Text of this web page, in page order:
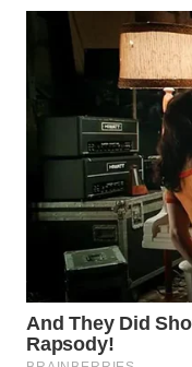
WAHANA
NEWS
WAHANA
WAHANA
ADVOKAT